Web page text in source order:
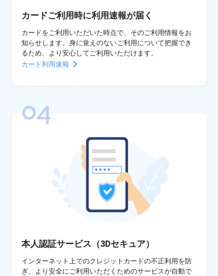
カードご利用時に利用速報が届く
カードをご利用いただいた時点で、そのご利用情報をお
知らせします。身に覚えのないご利用について把握でき
るため、より安心してご利用いただけます。
カード利用速報
本人認証サービス（3Dセキュア）
インターネット上でのクレジットカードの不正利用を防
ぎ、より安全にご利用いただくためのサービスが自動で